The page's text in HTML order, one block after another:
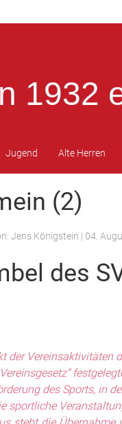
1932
Jugend Alte Herren
(2)
Jens Königstein | 04.
des
der Vereinsaktivitäten
des Sports, in
sportliche